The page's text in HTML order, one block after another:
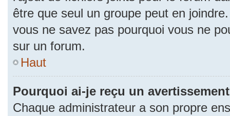
être que seul un groupe peut en
vous ne savez pas pourquoi vous ne
sur un forum.
Haut
Pourquoi ai-je reçu un
Chaque administrateur a son propre